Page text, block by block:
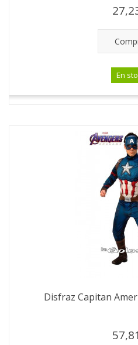
En
Disfraz Capitan